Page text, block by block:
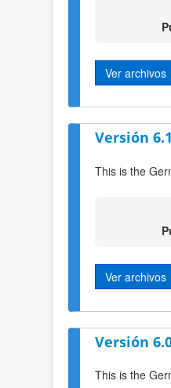
Ver archivos
Versión
This is the
Ver archivos
Versión
This is the